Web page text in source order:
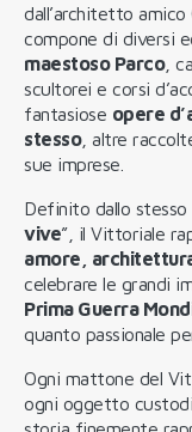
dall’architetto amico
compone di diversi
maestoso Parco,
scultorei e corsi
fantasiose opere
stesso, altre
sue imprese.
Definito dallo stesso
vive”, il Vittoriale
amore,
celebrare le grandi
Prima Guerra
quanto passionale
Ogni mattone del
ogni oggetto